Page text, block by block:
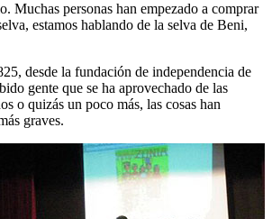
Muchas personas han empezado a comprar
estamos hablando de la selva de Beni,
desde la fundación de independencia de
gente que se ha aprovechado de las
o quizás un poco más, las cosas han
graves.